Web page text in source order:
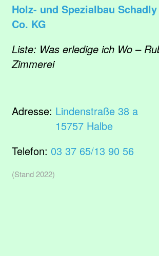
Holz- und Spezialbau
Co. KG
Liste: Was erledige ich Wo –
Zimmerei
Adresse: Lindenstraße 38 a
15757 Halbe
Telefon: 03 37 65/13 90 56
(Stand 2022)